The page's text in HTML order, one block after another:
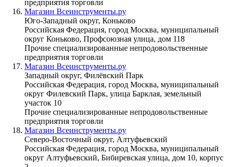
предприятия торговли
Магазин Всеинструменты.ру
Юго-Западный округ, Коньково
Российская Федерация, город Москва, муниципальный
округ Коньково, Профсоюзная улица, дом 118
Прочие специализированные непродовольственные
предприятия торговли
Магазин Всеинструменты.ру
Западный округ, Филёвский Парк
Российская Федерация, город Москва, муниципальный
округ Филевский Парк, улица Барклая, земельный
участок 10
Прочие специализированные непродовольственные
предприятия торговли
Магазин Всеинструменты.ру
Северо-Восточный округ, Алтуфьевский
Российская Федерация, город Москва, муниципальный
округ Алтуфьевский, Бибиревская улица, дом 10, корпус